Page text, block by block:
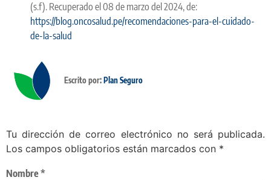
(s.f). Recuperado el 08 de marzo del 2024, de:
https://blog.oncosalud.pe/recomendaciones-para-el-cuidado-
de-la-salud
Escrito por: Plan Seguro
Tu dirección de correo electrónico no será publicada.
Los campos obligatorios están marcados con *
Nombre*